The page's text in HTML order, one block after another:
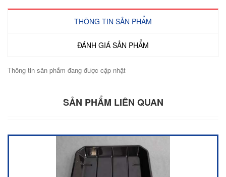
THÔNG TIN SẢN PHẨM
ĐÁNH GIÁ SẢN PHẨM
Thông tin sản phẩm đang được cập nhật
SẢN PHẨM LIÊN QUAN